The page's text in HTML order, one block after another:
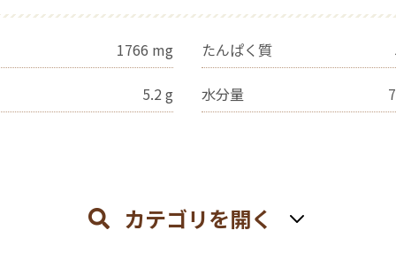
1766 mg たんぱく質
5.2 g 水分量
カテゴリを開く